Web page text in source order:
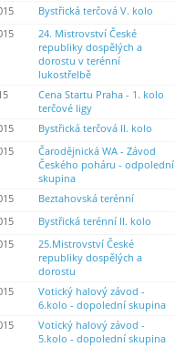
Bystřická terčová V. kolo
24. Mistrovství České
republiky dospělých a
dorostu v terénní
lukostřelbě
Cena Startu Praha - 1. kolo
terčové ligy
Bystřická terčová II. kolo
Čarodějnická WA - Závod
Českého poháru - odpolední
skupina
Beztahovská terénní
Bystřická terénní II. kolo
25.Mistrovství České
republiky dospělých a
dorostu
Votický halový závod -
6.kolo - dopolední skupina
Votický halový závod -
5.kolo - dopolední skupina